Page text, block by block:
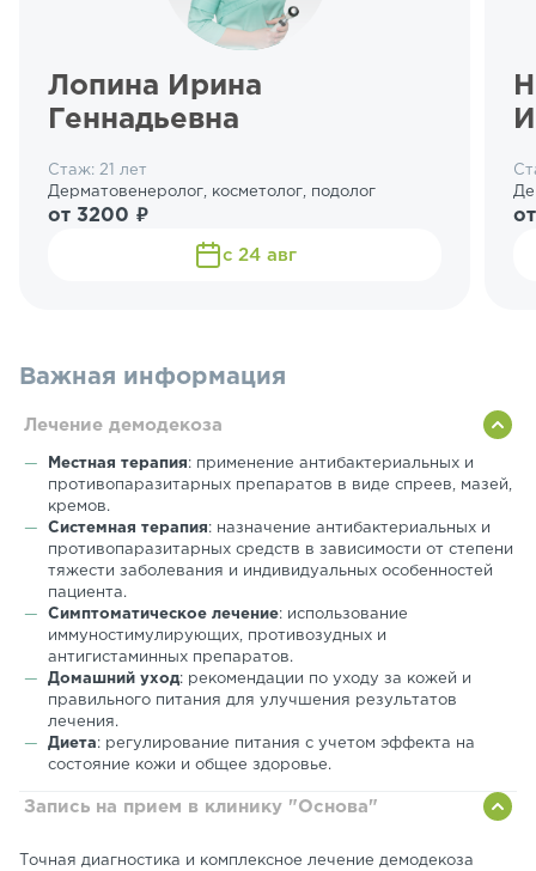
Лопина Ирина
Геннадьевна
Стаж: 21 лет
Дерматовенеролог, косметолог, подолог
от 3200 ₽
с 24 авг
Важная информация
Лечение демодекоза
Местная терапия: применение антибактериальных и
противопаразитарных препаратов в виде спреев, мазей,
кремов.
Системная терапия: назначение антибактериальных и
противопаразитарных средств в зависимости от степени
тяжести заболевания и индивидуальных особенностей
пациента.
Симптоматическое лечение: использование
иммуностимулирующих, противозудных и
антигистаминных препаратов.
Домашний уход: рекомендации по уходу за кожей и
правильного питания для улучшения результатов
лечения.
Диета: регулирование питания с учетом эффекта на
состояние кожи и общее здоровье.
Запись на прием в клинику "Основа"
Точная диагностика и комплексное лечение демодекоза